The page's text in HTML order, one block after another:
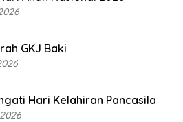
GKJ Baki
Hari Kelahiran Pancasila